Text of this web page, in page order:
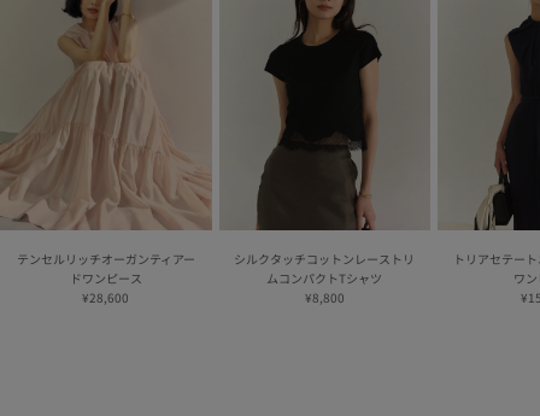
テンセルリッチオーガンティアー
ドワンピース
¥28,600
シルクタッチコットンレーストリ
ムコンパクトTシャツ
¥8,800
トリアセテー
ワ